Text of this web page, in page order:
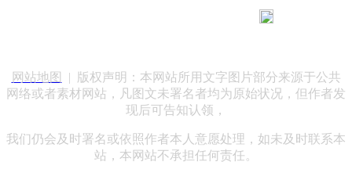
网站地图
| 版权声明：本网站所用文字图片部分来源于公共
网络或者素材网站，凡图文未署名者均为原始状况，但作者发
现后可告知认领，
我们仍会及时署名或依照作者本人意愿处理，如未及时联系本
站，本网站不承担任何责任。